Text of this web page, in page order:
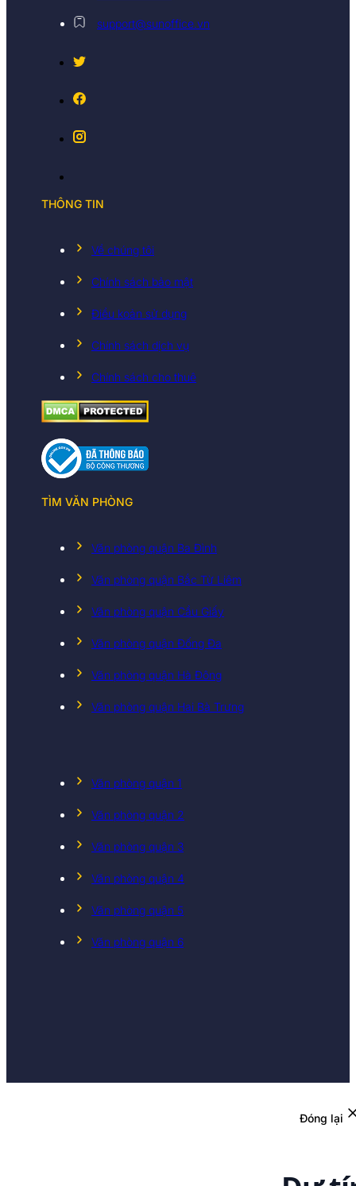
Hệ thống phát điện dự phòng đạt 100% công
Phòng sinh hoạt cộng đồng
Sảnh đón tiếp sang trọng, tạo sự chuyên nghiệp
Hệ thống trông giữ xe
Giá thuê văn phòng Grand Terra phụ thuộc vào
Hotline: 0968.382.682
Fanpage:fb.com/Timvanphong.com.vn
(0 Reviews)
support@sunoffice.vn
THÔNG TIN
Về chúng tôi
Chính sách bảo mật
Điều koản sử dụng
Chính sách dịch vụ
Chính sách cho thuê
TÌM VĂN PHÒNG
Văn phòng quận Ba Đình
Văn phòng quận Bắc Từ Liêm
Văn phòng quận Cầu Giấy
Văn phòng quận Đống Đa
Văn phòng quận Hà Đông
Văn phòng quận Hai Bà Trưng
Văn phòng quận 1
Văn phòng quận 2
Văn phòng quận 3
Văn phòng quận 4
Văn phòng quận 5
Văn phòng quận 6
Đóng lại